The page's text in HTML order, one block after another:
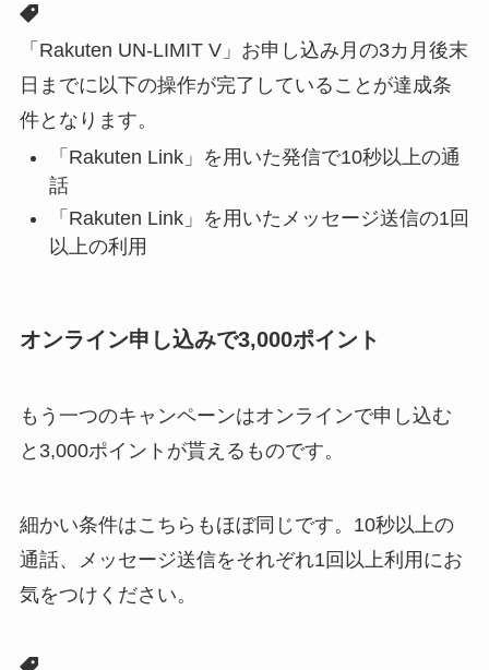
「Rakuten UN-LIMIT V」お申し込み月の3カ月後末
日までに以下の操作が完了していることが達成条
件となります。
「Rakuten Link」を用いた発信で10秒以上の通
話
「Rakuten Link」を用いたメッセージ送信の1回
以上の利用
オンライン申し込みで3,000ポイント
もう一つのキャンペーンはオンラインで申し込む
と3,000ポイントが貰えるものです。
細かい条件はこちらもほぼ同じです。10秒以上の
通話、メッセージ送信をそれぞれ1回以上利用にお
気をつけください。